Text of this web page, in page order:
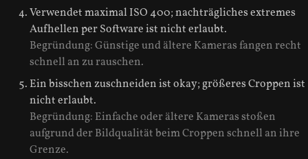
Verwendet maximal ISO 400; nachträgliches extremes
Aufhellen per Software ist nicht erlaubt.
Begründung: Günstige und ältere Kameras fangen recht
schnell an zu rauschen.
Ein bisschen zuschneiden ist okay; größeres Croppen ist
nicht erlaubt.
Begründung: Einfache oder ältere Kameras stoßen
aufgrund der Bildqualität beim Croppen schnell an ihre
Grenze.